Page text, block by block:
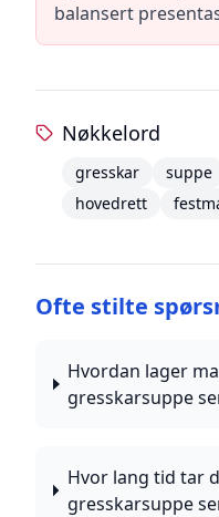
balansert
Nøkkelord
gresskar suppe
hovedrett
Ofte stilte
Hvordan lager
gresskarsuppe
Hvor lang tid tar
gresskarsuppe